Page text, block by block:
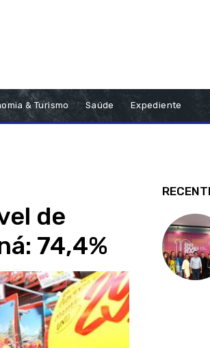
& Turismo Saúde Expediente
de
74,4%